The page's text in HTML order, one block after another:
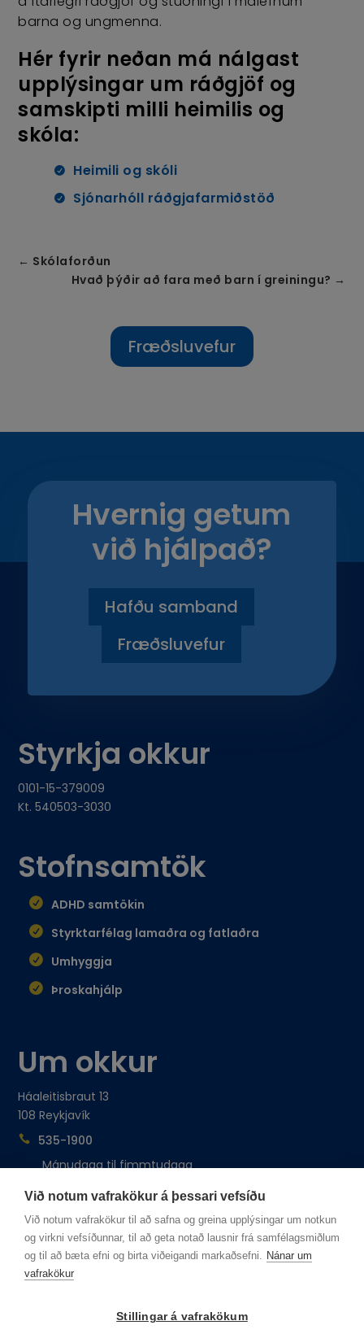
barna og ungmenna.
Hér fyrir neðan má nálgast
upplýsingar um ráðgjöf og
samskipti milli heimilis og
skóla:
Heimili og skóli
Sjónarhóll ráðgjafarmiðstöð
← Skólaforðun
Hvað þýðir að fara með barn í greiningu? →
Fræðsluvefur
Hvernig getum
við hjálpað?
Hafðu samband
Fræðsluvefur
Styrkja okkur
0101-15-379009
Kt. 540503-3030
Stofnsamtök
ADHD samtökin
Styrktarfélag lamaðra og fatlaðra
Umhyggja
Þroskahjálp
Um okkur
Háaleitisbraut 13
108 Reykjavík

535-1900
Mánudaga til fimmtudaga
 sjonarholl@sjonarholl.is
Við erum hér
Við notum vafrakökur á þessari vefsíðu
Við notum vafrakökur til að safna og greina upplýsingar um notkun
og virkni vefsíðunnar, til að geta notað lausnir frá samfélagsmiðlum
og til að bæta efni og birta viðeigandi markaðsefni. Nánar um
vafrakökur
Stillingar á vafrakökum